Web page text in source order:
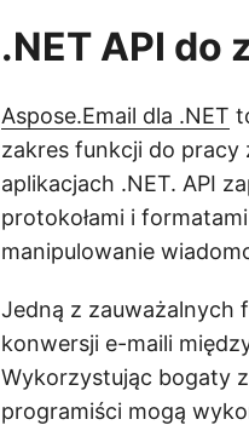
.NET API do
Aspose.Email dla .NET
zakres funkcji do
aplikacjach .NET. API
protokołami i
manipulowanie
Jedną z zauważalnych
konwersji e-maili
Wykorzystując bogaty
programiści mogą